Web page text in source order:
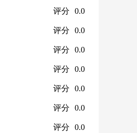
评分 0.0
评分 0.0
评分 0.0
评分 0.0
评分 0.0
评分 0.0
评分 0.0